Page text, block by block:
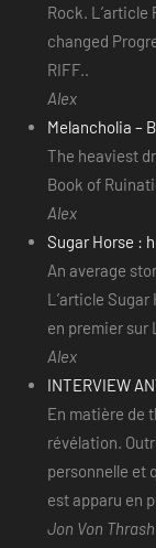
Rock.
changed
RIFF..
Alex
Melancholia –
The heaviest
Book of
Alex
Sugar Horse :
An average
L’article
en premier sur
Alex
INTERVIEW
En matière de
révélation.
personnelle et
est apparu en
Jon Von Thrash